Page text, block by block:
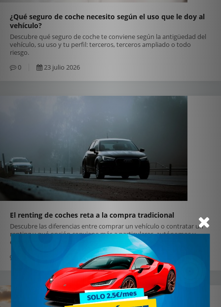
¿Qué seguro de coche necesito según el uso que le doy al
vehículo?
Descubre qué seguro de coche te conviene según la antigüedad del
vehículo, su uso y tu perfil: terceros, terceros ampliado o todo
riesgo.
0
23 julio 2026
El renting de coches reta a la compra tradicional
Descubre las diferencias entre comprar un vehículo o contratar un
renting y qué opción conviene más a particulares, autónomos y
empresas.
22 julio 2026